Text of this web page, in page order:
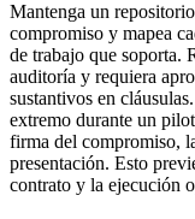
Mantenga un
compromiso y mapea
de trabajo que soporta.
auditoría y requiera
sustantivos en
extremo durante un
firma del compromiso,
presentación. Esto
contrato y la ejecución